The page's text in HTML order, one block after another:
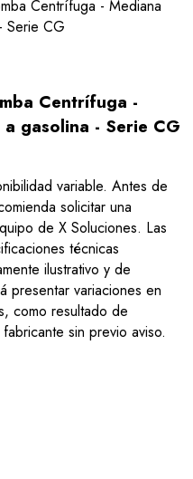
Centrífuga -
gasolina - Serie CG
variable. Antes de
solicitar una
de X Soluciones. Las
técnicas
ilustrativo y de
presentar variaciones en
como resultado de
sin previo aviso.